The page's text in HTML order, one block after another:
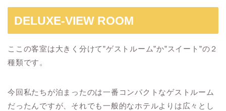
DELUXE-VIEW ROOM
ここの客室は大きく分けて”ゲストルーム”か”スイート”の２
種類です。
今回私たちが泊まったのは一番コンパクトなゲストルーム
だったんですが、それでも一般的なホテルよりは広々とし